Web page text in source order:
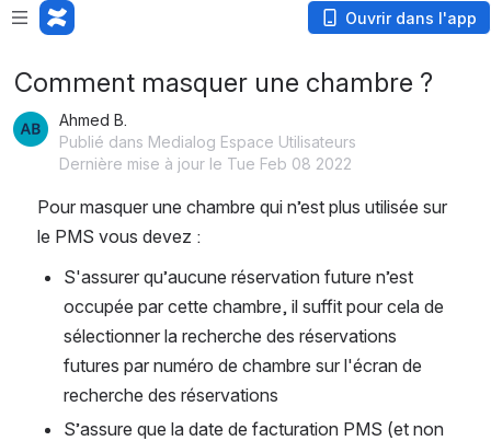
Loading app... Ouvrir dans l'app
Comment masquer une chambre ?
Ahmed B.
Publié dans Medialog Espace Utilisateurs
Dernière mise à jour le Tue Feb 08 2022
Pour masquer une chambre qui n’est plus utilisée sur
le PMS vous devez :
S'assurer qu’aucune réservation future n’est
occupée par cette chambre, il suffit pour cela de
sélectionner la recherche des réservations
futures par numéro de chambre sur l'écran de
recherche des réservations
S’assure que la date de facturation PMS (et non